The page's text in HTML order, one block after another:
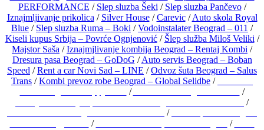
PERFORMANCE / Slep sluzba Šeki / Slep sluzba Pančevo/
Iznajmljivanje prikolica / Silver House/Carevic/Auto skola Royal
Blue / Slep sluzba Ruma – Boki /Vodoinstalater Beograd – 011 /
Kiseli kupus Srbija – Povrće Ognjenović/ Šlep služba Miloš Veliki /
Majstor Saša /Iznajmjlivanje kombija Beograd – Rentaj Kombi /
Dresura pasa Beograd – GoDoG /Auto servis Beograd – Boban
Speed /Rent a car Novi Sad – LINE /Odvoz šuta Beograd – Salus
Trans /Kombi prevoz robe Beograd – Global Selidbe /
/
/
/
/
/ /